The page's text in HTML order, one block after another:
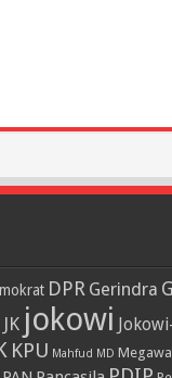
DPR Gerindra
JK jokowi
KPU Mahfud MD